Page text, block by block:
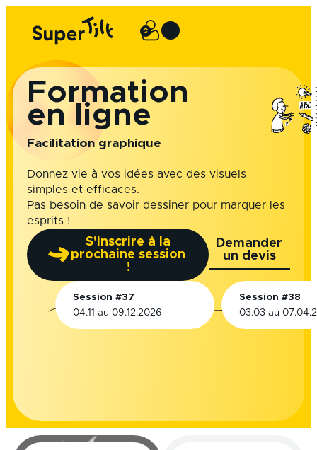
Aller
contenu
0
Panier
Formation
en ligne
Facilitation graphique
Donnez vie à vos idées avec des visuels
simples et efficaces.
Pas besoin de savoir dessiner pour marquer les
esprits !
S'inscrire à la
prochaine session
!
Demander
un devis
Session #37
04.11 au 09.12.2026
Session #38
03.03 au